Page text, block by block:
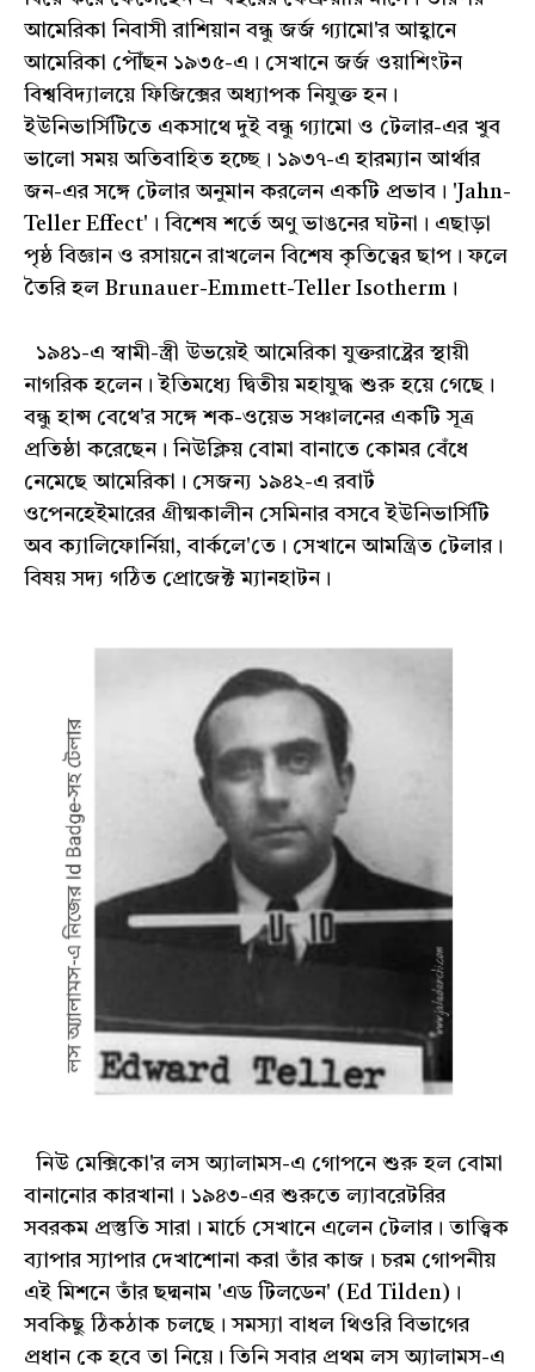
আমেরিকা নিবাসী রাশিয়ান বন্ধু জর্জ গ্যামো'র আহ্বানে
আমেরিকা পৌঁছন ১৯৩৫-এ। সেখানে জর্জ ওয়াশিংটন
বিশ্ববিদ্যালয়ে ফিজিক্সের অধ্যাপক নিযুক্ত হন।
ইউনিভার্সিটিতে একসাথে দুই বন্ধু গ্যামো ও টেলার-এর খুব
ভালো সময় অতিবাহিত হচ্ছে। ১৯৩৭-এ হারম্যান আর্থার
জন-এর সঙ্গে টেলার অনুমান করলেন একটি প্রভাব। 'Jahn-
Teller Effect'। বিশেষ শর্তে অণু ভাঙনের ঘটনা। এছাড়া
পৃষ্ঠ বিজ্ঞান ও রসায়নে রাখলেন বিশেষ কৃতিত্বের ছাপ। ফলে
তৈরি হল Brunauer-Emmett-Teller Isotherm।
১৯৪১-এ স্বামী-স্ত্রী উভয়েই আমেরিকা যুক্তরাষ্ট্রের স্থায়ী
নাগরিক হলেন। ইতিমধ্যে দ্বিতীয় মহাযুদ্ধ শুরু হয়ে গেছে।
বন্ধু হান্স বেথে'র সঙ্গে শক-ওয়েভ সঞ্চালনের একটি সূত্র
প্রতিষ্ঠা করেছেন। নিউক্লিয় বোমা বানাতে কোমর বেঁধে
নেমেছে আমেরিকা। সেজন্য ১৯৪২-এ রবার্ট
ওপেনহেইমারের গ্রীষ্মকালীন সেমিনার বসবে ইউনিভার্সিটি
অব ক্যালিফোর্নিয়া, বার্কলে'তে। সেখানে আমন্ত্রিত টেলার।
বিষয় সদ্য গঠিত প্রোজেক্ট ম্যানহাটন।
নিউ মেক্সিকো'র লস অ্যালামস-এ গোপনে শুরু হল বোমা
বানানোর কারখানা। ১৯৪৩-এর শুরুতে ল্যাবরেটরির
সবরকম প্রস্তুতি সারা। মার্চে সেখানে এলেন টেলার। তাত্ত্বিক
ব্যাপার স্যাপার দেখাশোনা করা তাঁর কাজ। চরম গোপনীয়
এই মিশনে তাঁর ছদ্মনাম 'এড টিলডেন' (Ed Tilden)।
সবকিছু ঠিকঠাক চলছে। সমস্যা বাধল থিওরি বিভাগের
প্রধান কে হবে তা নিয়ে। তিনি সবার প্রথম লস অ্যালামস-এ